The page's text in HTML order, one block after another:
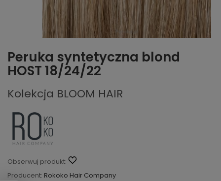
Peruka syntetyczna blond
HOST 18/24/22
Kolekcja BLOOM HAIR
Obserwuj produkt:
Producent: Rokoko Hair Company